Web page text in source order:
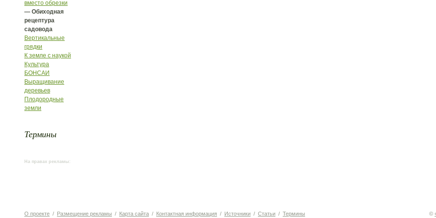
вместо обрезки
— Обиходная
рецептура
садовода
Вертикальные
грядки
К земле с наукой
Культура
БОНСАИ
Выращивание
деревьев
Плодородные
земли
Термины
На правах рекламы:
О проекте / Размещение рекламы / Карта сайта / Контактная информация / Источники / Статьи / Термины ©